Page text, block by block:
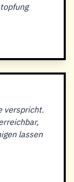
verspricht.
lassen